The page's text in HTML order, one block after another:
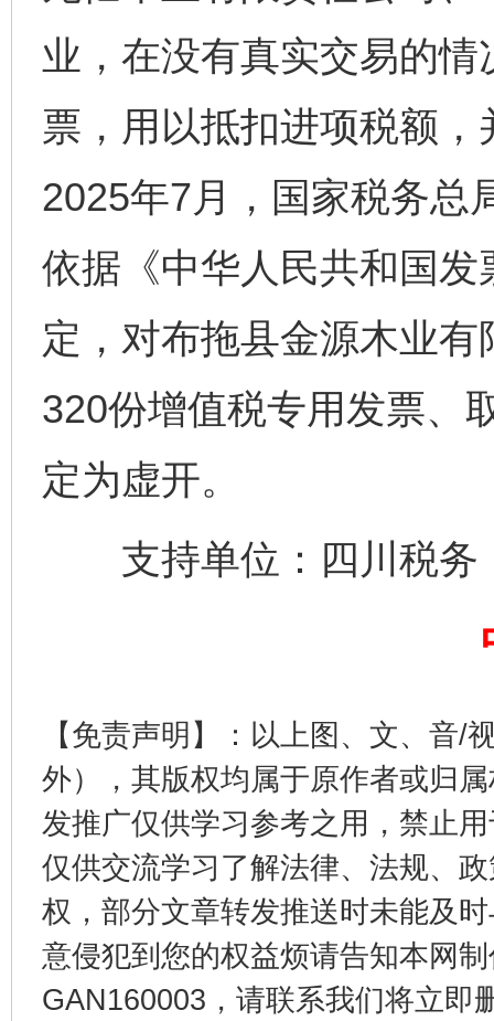
业，在没有真实交易的
票，用以抵扣进项税额
2025年7月，国家税务总
依据《中华人民共和国
定，对布拖县金源木业
320份增值税专用发票、
定为虚开。
支持单位：四川税务
【免责声明】：以上图、文、音/
外），其版权均属于原作者或归
发推广仅供学习参考之用，禁止
仅供交流学习了解法律、法规、
权，部分文章转发推送时未能及
意侵犯到您的权益烦请告知本网
GAN160003，请联系我们将立即
一纸欠
东山县通报“牛蛙产品抗生素超标问题” 法